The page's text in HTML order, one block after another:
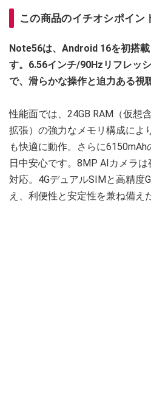
この商品のイチオシポイン
Note56は、Android 16を初搭
す。6.56インチ/90Hzリフレッ
で、滑らかな操作と迫力ある視
性能面では、24GB RAM（仮想
拡張）の強力なメモリ構成によ
も快適に動作。さらに
日中安心です。8MP AIカメラ
対応。4GデュアルSIMと高精度
え、利便性と安定性を兼ね備え